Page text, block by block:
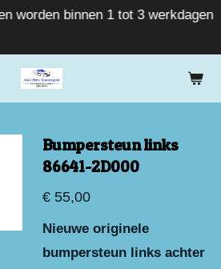
worden binnen 1 tot 3 werkdagen
Bumpersteun links
86641-2D000
€ 55,00
Nieuwe originele
bumpersteun links achter